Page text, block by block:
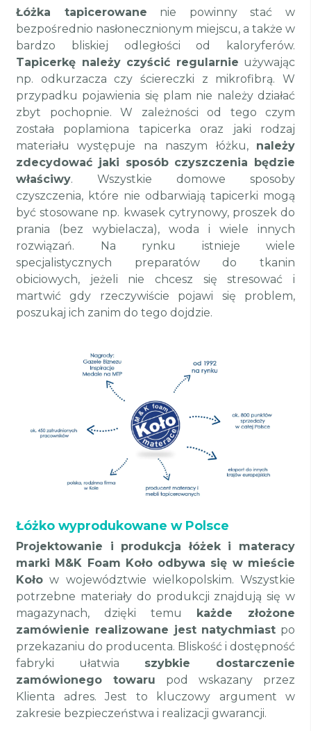
Łóżka tapicerowane nie powinny stać w
bezpośrednio nasłonecznionym miejscu, a także w
bardzo bliskiej odległości od kaloryferów.
Tapicerkę należy czyścić regularnie używając
np. odkurzacza czy ściereczki z mikrofibrą. W
przypadku pojawienia się plam nie należy działać
zbyt pochopnie. W zależności od tego czym
została poplamiona tapicerka oraz jaki rodzaj
materiału występuje na naszym łóżku, należy
zdecydować jaki sposób czyszczenia będzie
właściwy. Wszystkie domowe sposoby
czyszczenia, które nie odbarwiają tapicerki mogą
być stosowane np. kwasek cytrynowy, proszek do
prania (bez wybielacza), woda i wiele innych
rozwiązań. Na rynku istnieje wiele
specjalistycznych preparatów do tkanin
obiciowych, jeżeli nie chcesz się stresować i
martwić gdy rzeczywiście pojawi się problem,
poszukaj ich zanim do tego dojdzie.
Łóżko wyprodukowane w Polsce
Projektowanie i produkcja łóżek i materacy
marki M&K Foam Koło odbywa się w mieście
Koło w województwie wielkopolskim. Wszystkie
potrzebne materiały do produkcji znajdują się w
magazynach, dzięki temu każde złożone
zamówienie realizowane jest natychmiast po
przekazaniu do producenta. Bliskość i dostępność
fabryki ułatwia szybkie dostarczenie
zamówionego towaru pod wskazany przez
Klienta adres. Jest to kluczowy argument w
zakresie bezpieczeństwa i realizacji gwarancji.